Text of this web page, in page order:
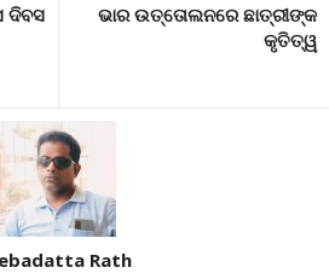
ଦିବସ
ଭାର ଉତ୍ତୋଲନରେ ଛାତ୍ରୀଙ୍କ
କୃତିତ୍ୱ
Rath